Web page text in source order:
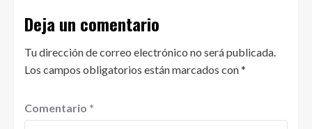
Deja un comentario
Tu dirección de correo electrónico no será publicada.
Los campos obligatorios están marcados con*
Comentario *